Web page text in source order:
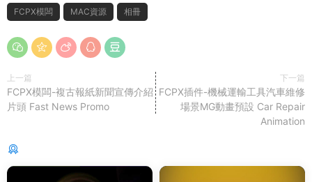
FCPX模闆 MAC資源 相冊
上一篇
FCPX模闆-複古報紙新聞宣傳介紹
片頭 Fast News Promo
下一篇
FCPX插件-機械運輸工具汽車維修
場景MG動畫預設 Car Repair
Animation